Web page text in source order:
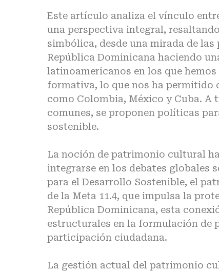
Este artículo analiza el vínculo
una perspectiva integral,
simbólica, desde una mirada de
República Dominicana haciendo
latinoamericanos en los que
formativa, lo que nos ha permitido
como Colombia, México y Cuba. A
comunes, se proponen políticas
sostenible.
La noción de patrimonio cultural
integrarse en los debates globales
para el Desarrollo Sostenible, el
de la Meta 11.4, que impulsa la
República Dominicana, esta
estructurales en la formulación de
participación ciudadana.
La gestión actual del patrimonio